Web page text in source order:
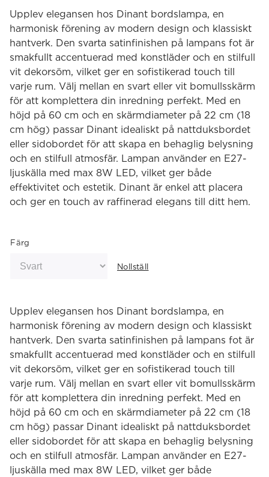
Upplev elegansen hos Dinant bordslampa, en
harmonisk förening av modern design och klassiskt
hantverk. Den svarta satinfinishen på lampans fot är
smakfullt accentuerad med konstläder och en stilfull
vit dekorsöm, vilket ger en sofistikerad touch till
varje rum. Välj mellan en svart eller vit bomullsskärm
för att komplettera din inredning perfekt. Med en
höjd på 60 cm och en skärmdiameter på 22 cm (18
cm hög) passar Dinant idealiskt på nattduksbordet
eller sidobordet för att skapa en behaglig belysning
och en stilfull atmosfär. Lampan använder en E27-
ljuskälla med max 8W LED, vilket ger både
effektivitet och estetik. Dinant är enkel att placera
och ger en touch av raffinerad elegans till ditt hem.
Färg
Nollställ
Upplev elegansen hos Dinant bordslampa, en
harmonisk förening av modern design och klassiskt
hantverk. Den svarta satinfinishen på lampans fot är
smakfullt accentuerad med konstläder och en stilfull
vit dekorsöm, vilket ger en sofistikerad touch till
varje rum. Välj mellan en svart eller vit bomullsskärm
för att komplettera din inredning perfekt. Med en
höjd på 60 cm och en skärmdiameter på 22 cm (18
cm hög) passar Dinant idealiskt på nattduksbordet
eller sidobordet för att skapa en behaglig belysning
och en stilfull atmosfär. Lampan använder en E27-
ljuskälla med max 8W LED, vilket ger både